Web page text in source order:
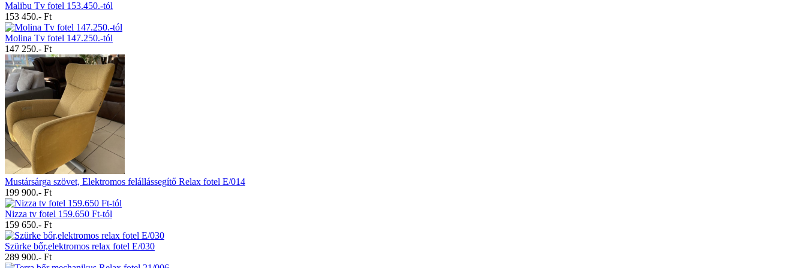
Malibu Tv fotel 153.450.-tól
153 450.- Ft
Molina Tv fotel 147.250.-tól
147 250.- Ft
Mustársárga szövet, Elektromos felállássegítő Relax fotel E/014
199 900.- Ft
Nizza tv fotel 159.650 Ft-tól
159 650.- Ft
Szürke bőr,elektromos relax fotel E/030
289 900.- Ft